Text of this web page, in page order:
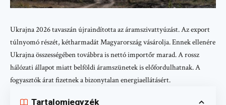
Ukrajna 2026 tavaszán újraindította az áramszivattyúzást. Az export
túlnyomó részét, kétharmadát Magyarország vásárolja. Ennek ellenére
Ukrajna összességében továbbra is nettó importőr marad. A rossz
hálózati állapot miatt belföldi áramszünetek is előfordulhatnak. A
fogyasztók árat fizetnek a bizonytalan energiaellátásért.
Tartalomjegyzék